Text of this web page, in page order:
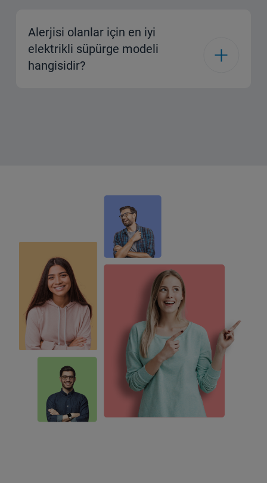
Alerjisi olanlar için en iyi
elektrikli süpürge modeli
hangisidir?